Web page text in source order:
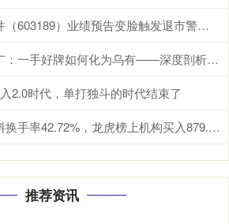
同化配资官网 网达软件（603189）业绩预告变脸触发退市警示，投资者或可索赔
卓盛国际配资平台 杨广：一手好牌如何化为乌有——深度剖析其政治失策
2.0时代，单打独斗的时代结束了
安泰证券官网 科马材料换手率42.72%，龙虎榜上机构买入879.28万元，卖出1780.09万元
推荐资讯